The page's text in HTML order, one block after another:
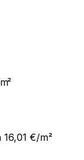
m²
€/m²